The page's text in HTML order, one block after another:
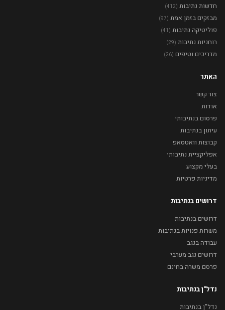
חדשות נתיבות (412)
מבזקים בזמן אמת (97)
פוליטיקה נתיבות (41)
רוחניות נתיבות (29)
מדריכים וטיפים (26)
האתר
צור קשר
אודות
פרסום בנתיבותי
עיתון בנתיבות
קבוצות וואטסאפ
אפליקציית נתיבותי
בעלי מקצוע
מדיניות פרטיות
דרושים בנתיבות
דרושים בנתיבות
משרות פנויות בנתיבות
עבודה בנגב
דרושים נגב מערבי
פרסם משרה בחינם
נדל"ן בנתיבות
נדל"ן בנתיבות